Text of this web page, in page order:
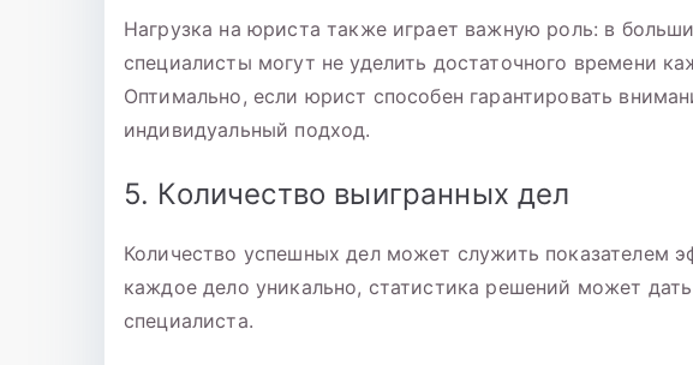
Нагрузка на юриста также играет важную роль: в
специалисты могут не уделить достаточного времени
Оптимально, если юрист способен гарантировать
индивидуальный подход.
5. Количество выигранных дел
Количество успешных дел может служить показателем
каждое дело уникально, статистика решений может
специалиста.